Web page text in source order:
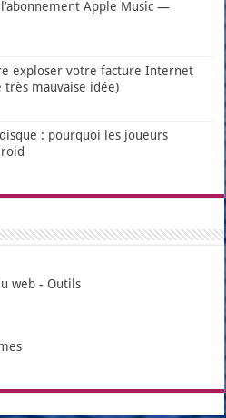
Apple Music —
exploser votre facture Internet
très mauvaise idée)
: pourquoi les joueurs
web - Outils